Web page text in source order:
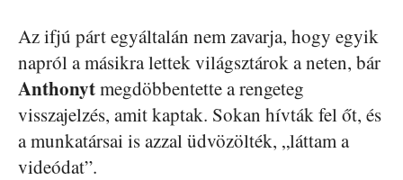
Az ifjú párt egyáltalán nem zavarja, hogy egyik
napról a másikra lettek világsztárok a neten, bár
Anthonytmegdöbbentette a rengeteg
visszajelzés, amit kaptak. Sokan hívták fel őt, és
a munkatársai is azzal üdvözölték, „láttam a
videódat”.